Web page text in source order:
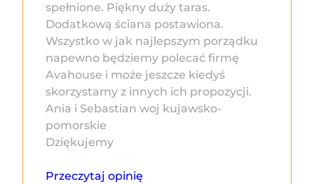
spełnione. Piękny duży taras.
Dodatkową ściana postawiona.
Wszystko w jak najlepszym porządku
napewno będziemy polecać firmę
Avahouse i może jeszcze kiedyś
skorzystamy z innych ich propozycji.
Ania i Sebastian woj kujawsko-
pomorskie
Dziękujemy
Przeczytaj opinię